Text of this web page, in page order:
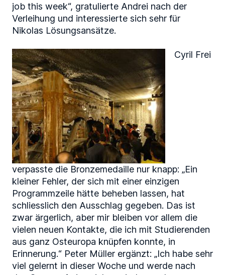
job this week“, gratulierte Andrei nach der
Verleihung und interessierte sich sehr für
Nikolas Lösungsansätze.
Cyril Frei
verpasste die Bronzemedaille nur knapp: „Ein
kleiner Fehler, der sich mit einer einzigen
Programmzeile hätte beheben lassen, hat
schliesslich den Ausschlag gegeben. Das ist
zwar ärgerlich, aber mir bleiben vor allem die
vielen neuen Kontakte, die ich mit Studierenden
aus ganz Osteuropa knüpfen konnte, in
Erinnerung.“ Peter Müller ergänzt: „Ich habe sehr
viel gelernt in dieser Woche und werde nach